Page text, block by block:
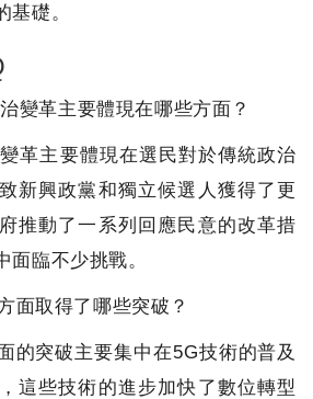
基礎。
變革主要體現在哪些方面？
革主要體現在選民對於傳統政治
新興政黨和獨立候選人獲得了更
推動了一系列回應民意的改革措
面臨不少挑戰。
面取得了哪些突破？
的突破主要集中在5G技術的普及
這些技術的進步加快了數位轉型